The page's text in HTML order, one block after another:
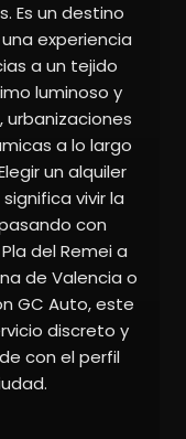
Es un destino
experiencia
a un tejido
luminoso y
urbanizaciones
a lo largo
un alquiler
vivir la
con
del Remei a
de Valencia o
GC Auto, este
discreto y
con el perfil